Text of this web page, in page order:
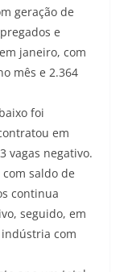
geração de
e
janeiro, com
mês e 2.364
foi
em
vagas negativo.
saldo de
continua
seguido, em
com